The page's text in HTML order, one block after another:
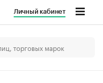
Личный кабинет